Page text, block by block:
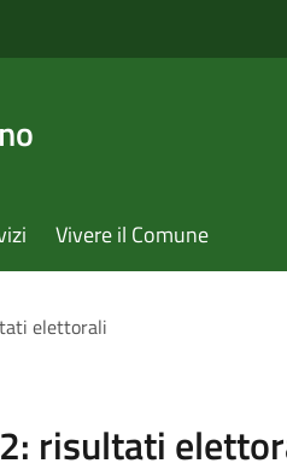
Vivere il Comune
elettorali
risultati